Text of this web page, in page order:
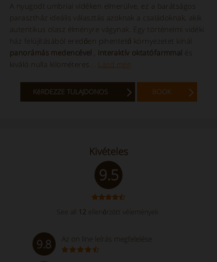
A nyugodt umbriai vidéken elmerülve, ez a barátságos
parasztház ideális választás azoknak a családoknak, akik
autentikus olasz élményre vágynak. Egy történelmi vidéki
ház felújításából eredően pihentető környezetet kínál
panorámás medencével
interaktív oktatófarmmal és
kiváló nulla kilométeres...
Lásd még
KéRDEZZE TULAJDONOS BOOK
9.5
Kivételes
See all 12 ellenőrzött vélemények
9.8 Az on line leírás megfelelése